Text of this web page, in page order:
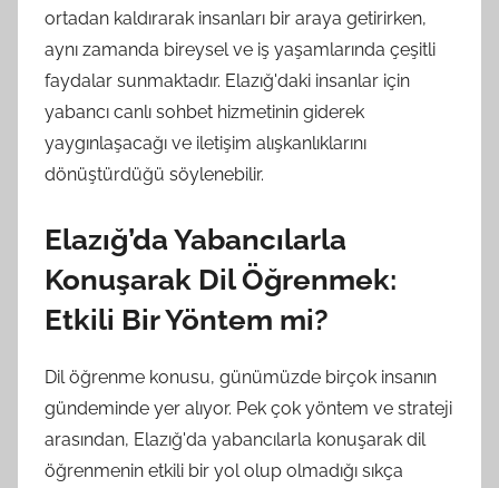
ortadan kaldırarak insanları bir araya getirirken,
aynı zamanda bireysel ve iş yaşamlarında çeşitli
faydalar sunmaktadır. Elazığ'daki insanlar için
yabancı canlı sohbet hizmetinin giderek
yaygınlaşacağı ve iletişim alışkanlıklarını
dönüştürdüğü söylenebilir.
Elazığ’da Yabancılarla
Konuşarak Dil Öğrenmek:
Etkili Bir Yöntem mi?
Dil öğrenme konusu, günümüzde birçok insanın
gündeminde yer alıyor. Pek çok yöntem ve strateji
arasından, Elazığ'da yabancılarla konuşarak dil
öğrenmenin etkili bir yol olup olmadığı sıkça